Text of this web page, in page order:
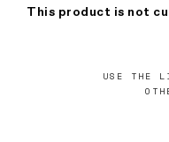
This product is not
USE THE